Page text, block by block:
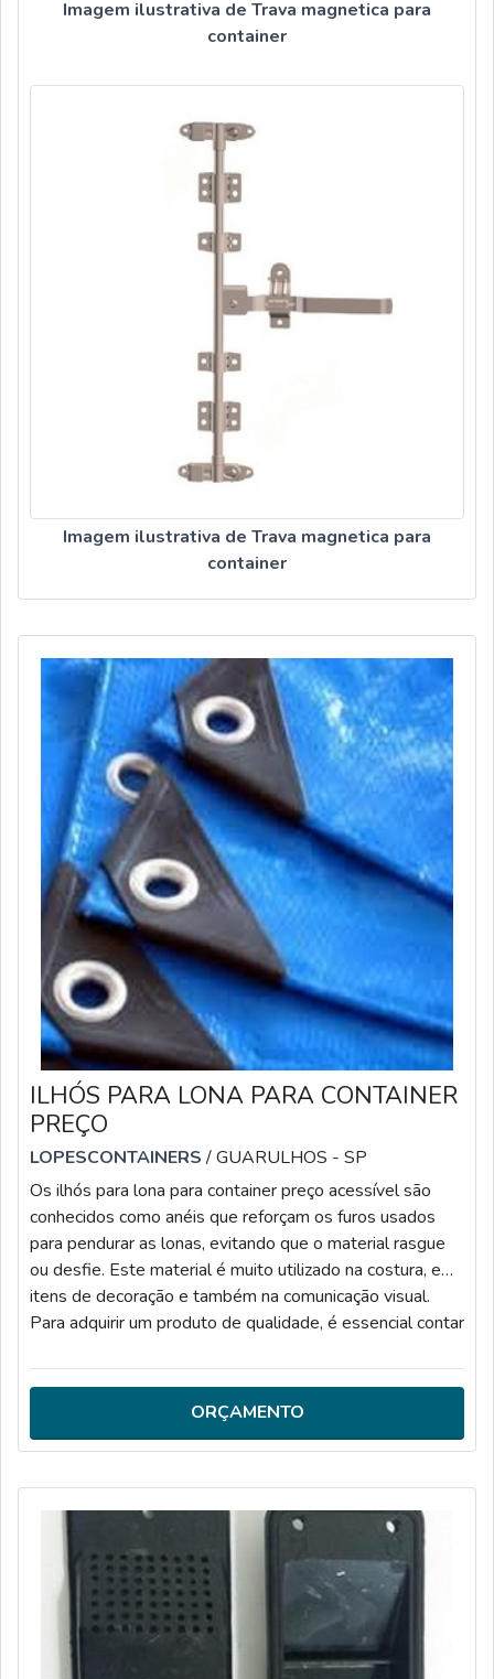
Imagem ilustrativa de Trava magnetica para
container
Imagem ilustrativa de Trava magnetica para
container
ILHÓS PARA LONA PARA CONTAINER
PREÇO
LOPESCONTAINERS/ GUARULHOS - SP
Os ilhós para lona para container preço acessível são
conhecidos como anéis que reforçam os furos usados
para pendurar as lonas, evitando que o material rasgue
ou desfie. Este material é muito utilizado na costura, em
itens de decoração e também na comunicação visual.
Para adquirir um produto de qualidade, é essencial contar
cliente irá contará com profissionais e colaboradores
totalmente capacitados e treinados, como a Lopes
ORÇAMENTO